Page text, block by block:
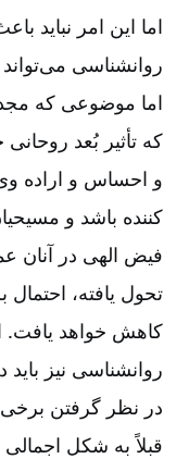
اما این امر نباید
روانشناسی می‌تواند
اما موضوعی که
که تأثیر بُعد
و احساس و اراده
کننده باشد و
فیض الهی در آنان
تحول یافته‌،
کاهش خواهد یافت‌.
روانشناسی نیز
در نظر گرفتن
قبلاً به شکل